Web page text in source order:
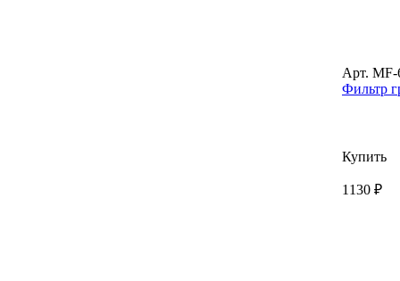
Арт. MF-
Фильтр
Купить
1130 ₽